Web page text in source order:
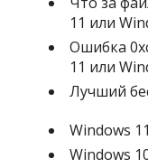
11 или
Ошибка
11 или
Лучший
Windows 11
Windows